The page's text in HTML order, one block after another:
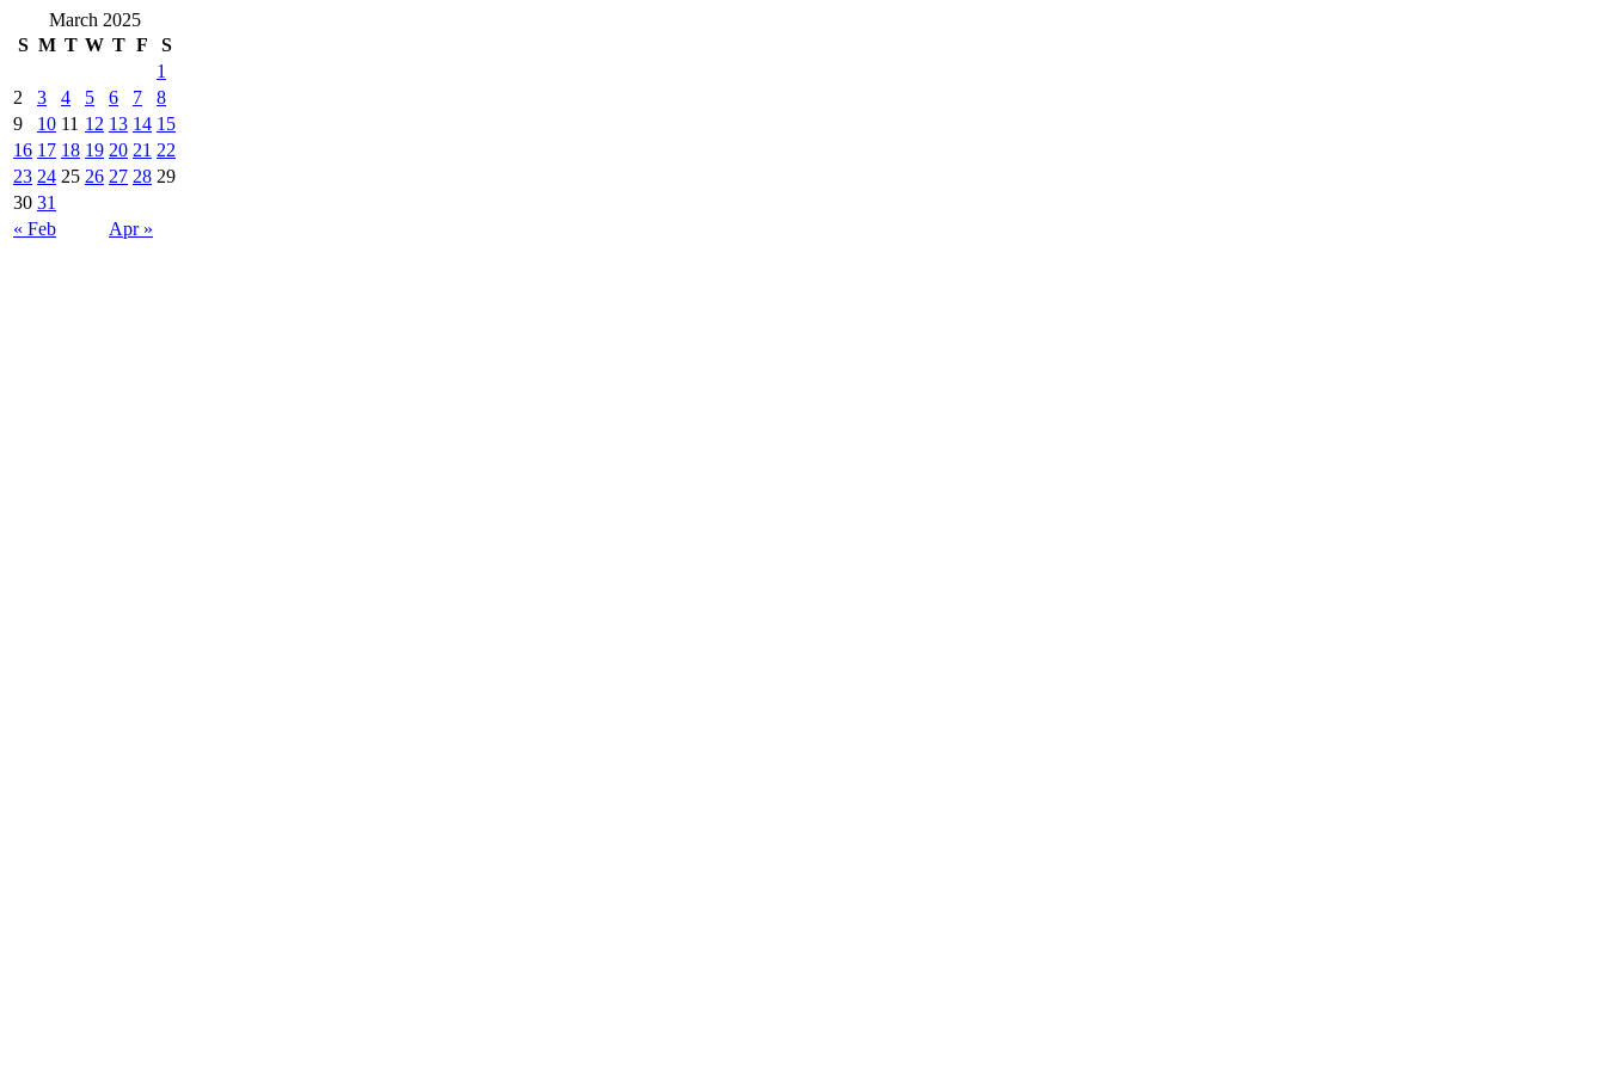
March 2025
S M T W T F S
« Feb Apr »
1
2
3 4 5 6 7
8
9
10 11 12 13 14 15
16 17 18 19 20 21 22
23 24 25 26 27 28 29
30 31